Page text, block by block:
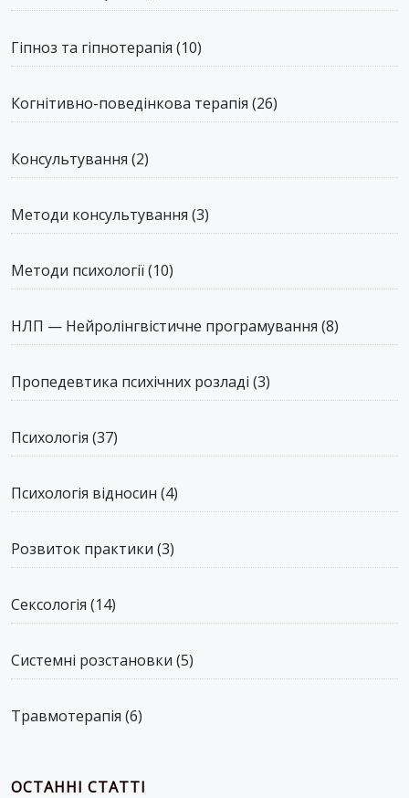
Гіпноз та гіпнотерапія (10)
Когнітивно-поведінкова терапія (26)
Консультування (2)
Методи консультування (3)
Методи психології(10)
НЛП — Нейролінгвістичне програмування (8)
Пропедевтика психічних розладі (3)
Психологія (37)
Психологія відносин (4)
Розвиток практики (3)
Сексологія (14)
Системні розстановки (5)
Травмотерапія (6)
ОСТАННІ СТАТТІ